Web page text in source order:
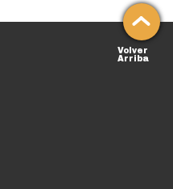
Volver
Arriba